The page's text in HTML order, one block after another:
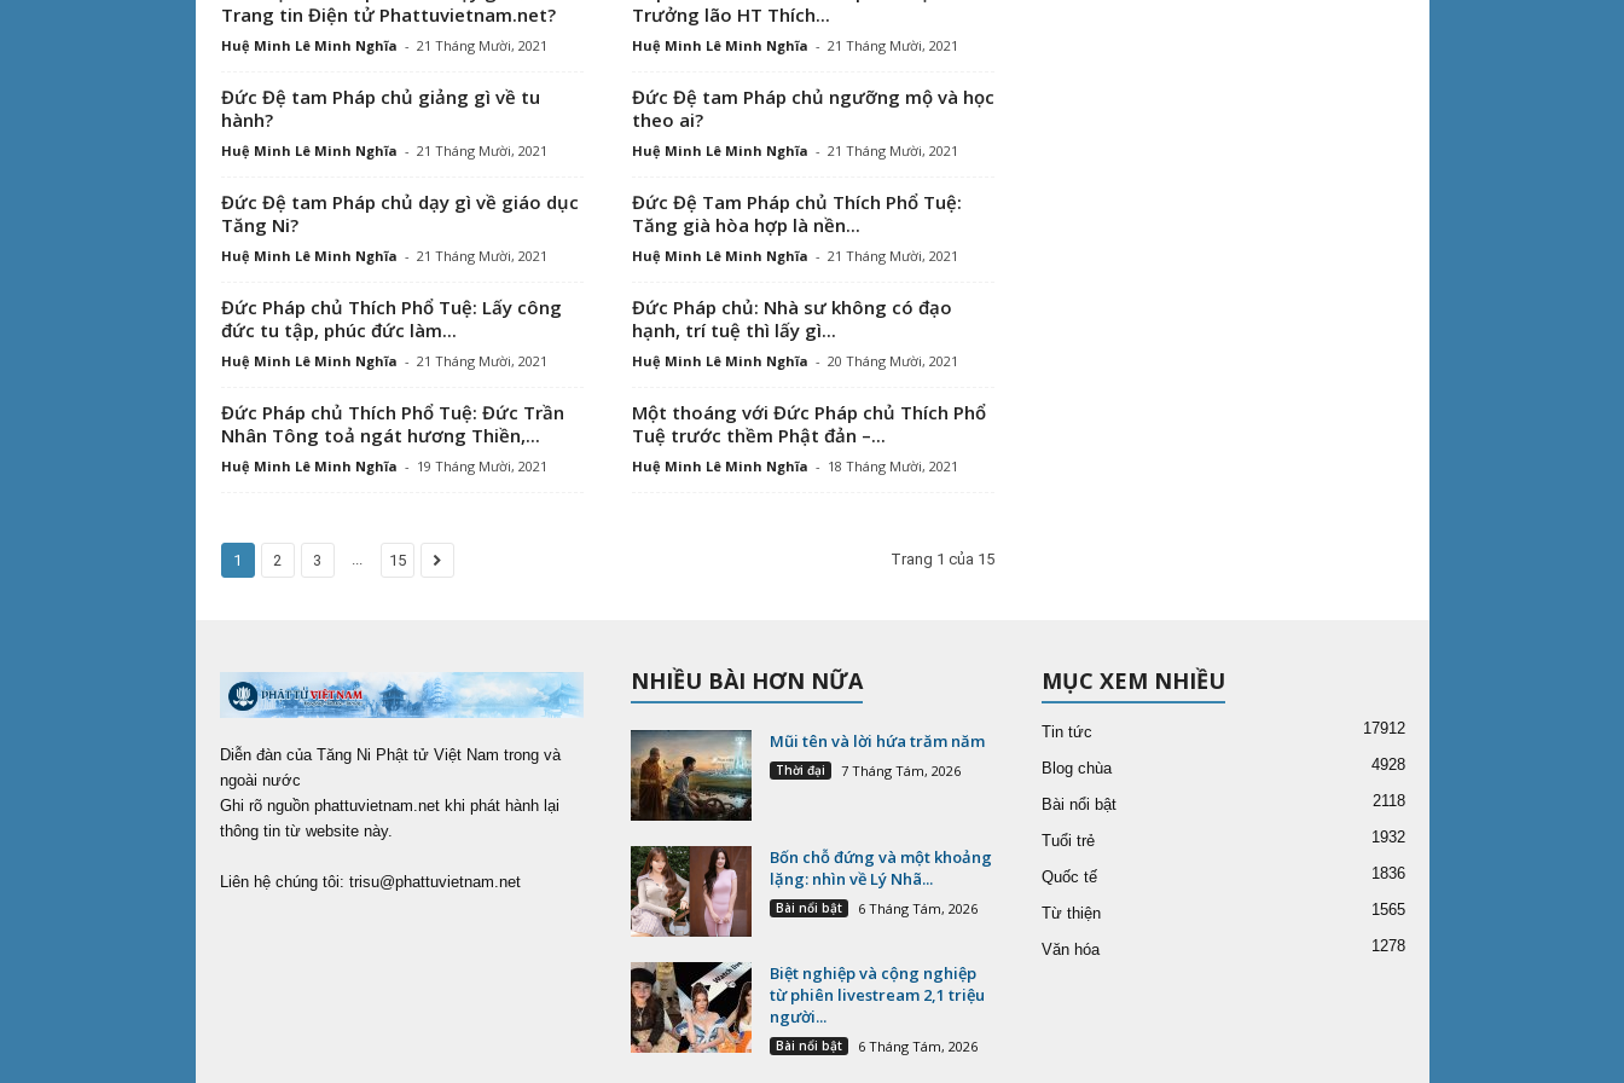
Trang tin Điện tử Phattuvietnam.net?
Huệ Minh Lê Minh Nghĩa - 21 Tháng Mười, 2021
Trưởng lão HT Thích...
Huệ Minh Lê Minh Nghĩa - 21 Tháng Mười, 2021
Đức Đệ tam Pháp chủ giảng gì về tu
hành?
Huệ Minh Lê Minh Nghĩa - 21 Tháng Mười, 2021
Đức Đệ tam Pháp chủ ngưỡng mộ và học
theo ai?
Huệ Minh Lê Minh Nghĩa - 21 Tháng Mười, 2021
Đức Đệ tam Pháp chủ dạy gì về giáo dục
Tăng Ni?
Huệ Minh Lê Minh Nghĩa - 21 Tháng Mười, 2021
Đức Đệ Tam Pháp chủ Thích Phổ Tuệ:
Tăng già hòa hợp là nền...
Huệ Minh Lê Minh Nghĩa - 21 Tháng Mười, 2021
Đức Pháp chủ Thích Phổ Tuệ: Lấy công
đức tu tập, phúc đức làm...
Huệ Minh Lê Minh Nghĩa - 21 Tháng Mười, 2021
Đức Pháp chủ: Nhà sư không có đạo
hạnh, trí tuệ thì lấy gì...
Huệ Minh Lê Minh Nghĩa - 20 Tháng Mười, 2021
Đức Pháp chủ Thích Phổ Tuệ: Đức Trần
Nhân Tông toả ngát hương Thiền,...
Huệ Minh Lê Minh Nghĩa - 19 Tháng Mười, 2021
Một thoáng với Đức Pháp chủ Thích Phổ
Tuệ trước thềm Phật đản –...
Huệ Minh Lê Minh Nghĩa - 18 Tháng Mười, 2021
1 2 3 ... 15 Trang 1 của 15
Diễn đàn của Tăng Ni Phật tử Việt Nam trong và
ngoài nước
Ghi rõ nguồn phattuvietnam.net khi phát hành lại
thông tin từ website này.
Liên hệ chúng tôi: trisu@phattuvietnam.net
NHIỀU BÀI HƠN NỮA
Mũi tên và lời hứa trăm năm
Thời đại 7 Tháng Tám, 2026
Bốn chỗ đứng và một khoảng
lặng: nhìn về Lý Nhã...
Bài nổi bật 6 Tháng Tám, 2026
Biệt nghiệp và cộng nghiệp
từ phiên livestream 2,1 triệu
người...
Bài nổi bật 6 Tháng Tám, 2026
MỤC XEM NHIỀU
Tin tức 17912
Blog chùa 4928
Bài nổi bật 2118
Tuổi trẻ 1932
Quốc tế 1836
Từ thiện 1565
Văn hóa 1278